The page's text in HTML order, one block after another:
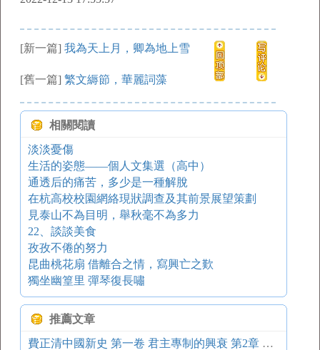
[新一篇] 我為天上月，卿為地上雪
[舊一篇] 繁文縟節，華麗詞藻
相關閱讀
淡淡憂傷
生活的姿態——個人文集選（高中）
通透后的痛苦，多少是一種解脫
在杭高校校園網絡現狀調查及其前景展望策劃
見泰山不為目明，舉秋毫不為多力
22、談談美食
孜孜不倦的努力
昆曲桃花扇 借離合之情，寫興亡之歎
獨坐幽篁里 彈琴復長嘯
推薦文章
費正清中國新史 第一卷 君主專制的興衰 第2章 首度統一：帝王的儒學